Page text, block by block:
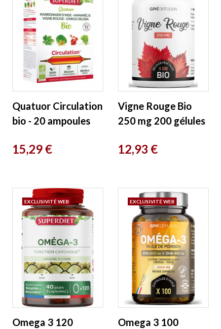
Quatuor Circulation
bio - 20 ampoules
offertes Super Diet
Prix
15,29 €
Vigne Rouge Bio
250 mg 200 gélules
Diffusion
Prix
12,93 €
Omega 3 120
EXCLUSIVITÉ WEB
Omega 3 100
EXCLUSIVITÉ WEB